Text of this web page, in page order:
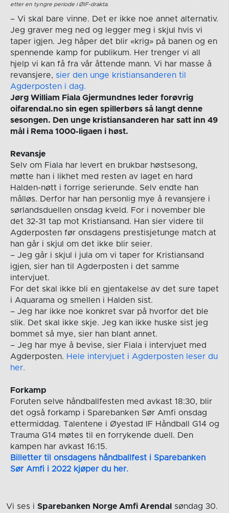
etter en tyngre periode i ØIF-drakta.
– Vi skal bare vinne. Det er ikke noe annet alternativ.
Jeg graver meg ned og legger meg i skjul hvis vi
taper igjen. Jeg håper det blir «krig» på banen og en
spennende kamp for publikum. Her trenger vi all
hjelp vi kan få fra vår åttende mann. Vi har masse å
revansjere, sier den unge kristiansanderen til
Agderposten i dag.
Jørg William Fiala Gjermundnes leder forøvrig
oifarendal.no sin egen spillerbørs så langt denne
sesongen. Den unge kristiansanderen har satt inn 49
mål i Rema 1000-ligaen i høst.
Revansje
Selv om Fiala har levert en brukbar høstsesong,
møtte han i likhet med resten av laget en hard
Halden-nøtt i forrige serierunde. Selv endte han
målløs. Derfor har han personlig mye å revansjere i
sørlandsduellen onsdag kveld. For i november ble
det 32-31 tap mot Kristiansand. Han sier videre til
Agderposten før onsdagens prestisjetunge match at
han går i skjul om det ikke blir seier.
– Jeg går i skjul i jula om vi taper for Kristiansand
igjen, sier han til Agderposten i det samme
intervjuet.
For det skal ikke bli en gjentakelse av det sure tapet
i Aquarama og smellen i Halden sist.
– Jeg har ikke noe konkret svar på hvorfor det ble
slik. Det skal ikke skje. Jeg kan ikke huske sist jeg
bommet så mye, sier han blant annet.
– Jeg har mye å bevise, sier Fiala i intervjuet med
Agderposten. Hele intervjuet i Agderposten leser du
her.
Forkamp
Foruten selve håndballfesten med avkast 18:30, blir
det også forkamp i Sparebanken Sør Amfi onsdag
ettermiddag. Talentene i Øyestad IF Håndball G14 og
Trauma G14 møtes til en forrykende duell. Den
kampen har avkast 16:15.
Billetter til onsdagens håndballfest i Sparebanken
Sør Amfi i 2022 kjøper du her.
Vi ses i Sparebanken Norge Amfi Arendal søndag 30.